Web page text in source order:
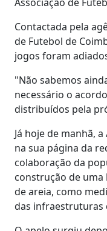
Contactada pela
de Futebol de
jogos foram
"Não sabemos
necessário o
distribuídos pela
Já hoje de manhã,
na sua página da
colaboração da
construção de
de areia, como
das infraestruturas